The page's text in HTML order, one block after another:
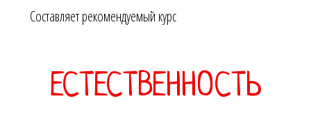
Составляет рекомендуемый курс
ЕСТЕСТВЕННОСТЬ